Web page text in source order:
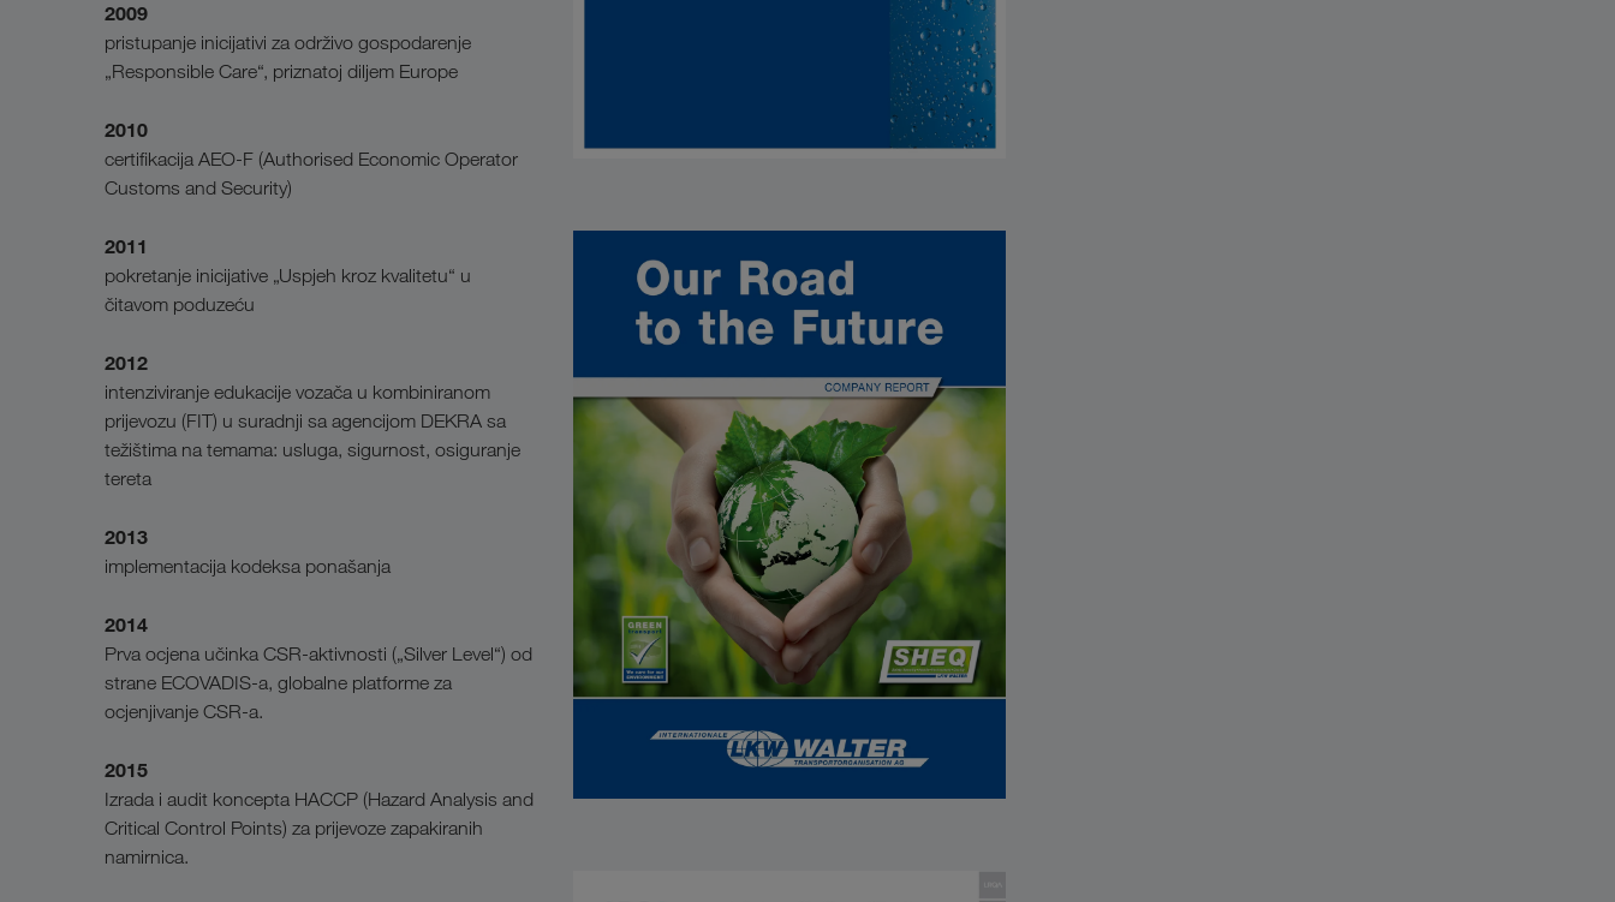
2009
pristupanje inicijativi za održivo gospodarenje
„Responsible Care“, priznatoj diljem Europe
2010
certifikacija AEO-F (Authorised Economic Operator
Customs and Security)
2011
pokretanje inicijative „Uspjeh kroz kvalitetu“ u
čitavom poduzeću
2012
intenziviranje edukacije vozača u kombiniranom
prijevozu (FIT) u suradnji sa agencijom DEKRA sa
težištima na temama: usluga, sigurnost, osiguranje
tereta
2013
implementacija kodeksa ponašanja
2014
Prva ocjena učinka CSR-aktivnosti („Silver Level“) od
strane ECOVADIS-a, globalne platforme za
ocjenjivanje CSR-a.
2015
Izrada i audit koncepta HACCP (Hazard Analysis and
Critical Control Points) za prijevoze zapakiranih
namirnica.